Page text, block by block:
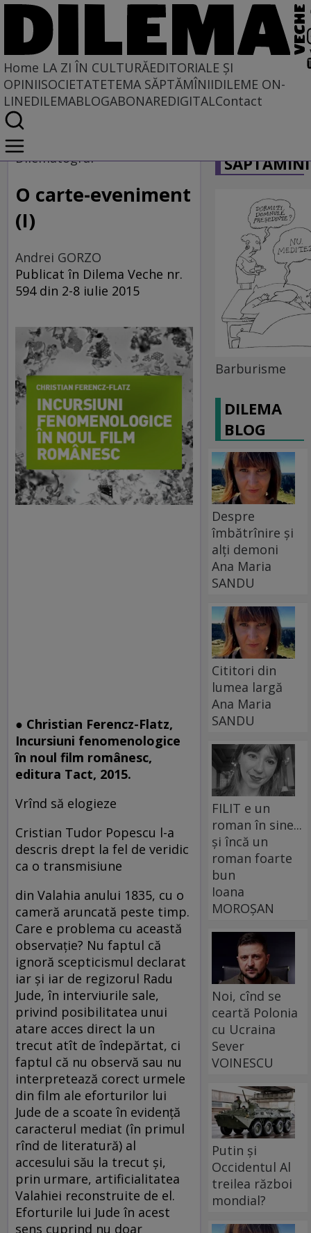
Home LA ZI ÎN CULTURĂEDITORIALE ȘI
OPINIISOCIETATETEMA SĂPTĂMÎNIIDILEME ON-
LINEDILEMABLOGABONAREDIGITALContact
Home
La zi în cultură
Dilematograf
O carte-eveniment
(I)
Andrei GORZO
Publicat în Dilema Veche nr.
594 din 2-8 iulie 2015
● Christian Ferencz-Flatz,
Incursiuni fenomenologice
în noul film românesc,
editura Tact, 2015.
Vrînd să elogieze
Cristian Tudor Popescu l-a
descris drept la fel de veridic
ca o transmisiune
din Valahia anului 1835, cu o
cameră aruncată peste timp.
Care e problema cu această
observaţie? Nu faptul că
ignoră scepticismul declarat
iar şi iar de regizorul Radu
Jude, în interviurile sale,
privind posibilitatea unui
atare acces direct la un
trecut atît de îndepărtat, ci
faptul că nu observă sau nu
interpretează corect urmele
din film ale eforturilor lui
Jude de a scoate în evidenţă
caracterul mediat (în primul
rînd de literatură) al
accesului său la trecut şi,
prin urmare, artificialitatea
Valahiei reconstruite de el.
Eforturile lui Jude în acest
sens cuprind nu doar
Barburisme
DILEMA
BLOG
Despre
îmbătrînire și
alți demoni
Ana Maria
SANDU
Cititori din
lumea largă
Ana Maria
SANDU
FILIT e un
roman în sine...
și încă un
roman foarte
bun
Ioana
MOROȘAN
Noi, cînd se
ceartă Polonia
cu Ucraina
Sever
VOINESCU
Putin și
Occidentul Al
treilea război
mondial?